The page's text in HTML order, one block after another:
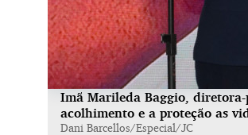
Imã Marileda Baggio, diretora-
acolhimento e a proteção as
Dani Barcellos/Especial/JC